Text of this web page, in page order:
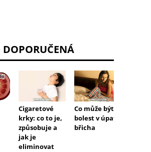
DOPORUČENÁ
Cigaretové
krky: co to je,
způsobuje a
jak je
eliminovat
Co může být
bolest v úpatí
břicha